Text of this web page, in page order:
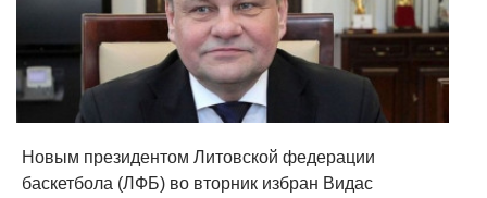
Новым президентом Литовской федерации
баскетбола (ЛФБ) во вторник избран Видас